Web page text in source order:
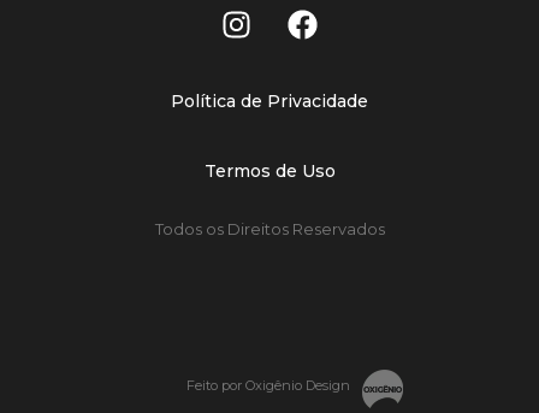
Política de Privacidade
Termos de Uso
Todos os Direitos Reservados
Feito por Oxigênio Design